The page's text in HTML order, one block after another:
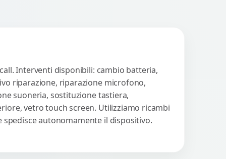
Interventi disponibili: cambio batteria,
riparazione, riparazione microfono,
suoneria, sostituzione tastiera,
vetro touch screen. Utilizziamo ricambi
autonomamente il dispositivo.